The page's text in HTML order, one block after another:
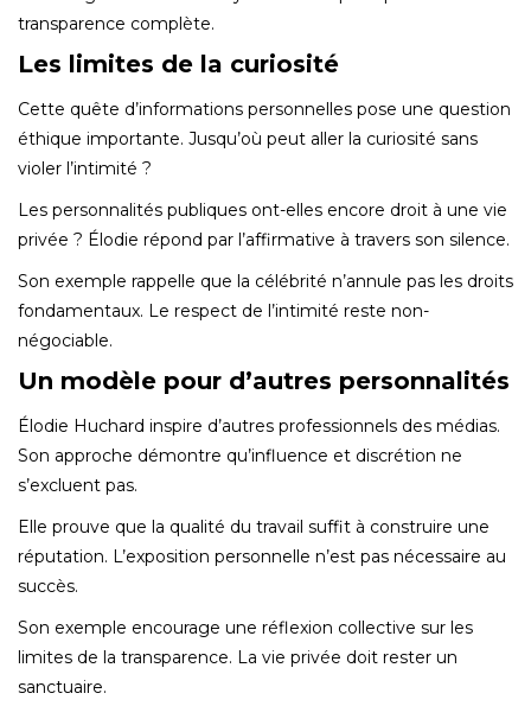
transparence complète.
Les limites de la curiosité
Cette quête d’informations personnelles pose une question
éthique importante. Jusqu’où peut aller la curiosité sans
violer l’intimité ?
Les personnalités publiques ont-elles encore droit à une vie
privée ? Élodie répond par l’affirmative à travers son silence.
Son exemple rappelle que la célébrité n’annule pas les droits
fondamentaux. Le respect de l’intimité reste non-
négociable.
Un modèle pour d’autres personnalités
Élodie Huchard inspire d’autres professionnels des médias.
Son approche démontre qu’influence et discrétion ne
s’excluent pas.
Elle prouve que la qualité du travail suffit à construire une
réputation. L’exposition personnelle n’est pas nécessaire au
succès.
Son exemple encourage une réflexion collective sur les
limites de la transparence. La vie privée doit rester un
sanctuaire.